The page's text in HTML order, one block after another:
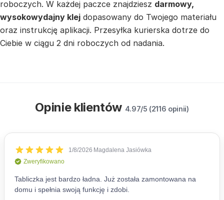
roboczych. W każdej paczce znajdziesz darmowy,
wysokowydajny klej dopasowany do Twojego materiału
oraz instrukcję aplikacji. Przesyłka kurierska dotrze do
Ciebie w ciągu 2 dni roboczych od nadania.
Opinie klientów 4.97/5 (2116 opinii)